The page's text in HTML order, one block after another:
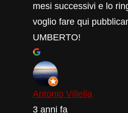
mesi successivi e lo
voglio fare qui
UMBERTO!
Antonio Villella
3 anni fa